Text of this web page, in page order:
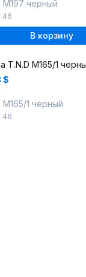
М197 черный
, 46
В корзину
$
М165/1 черный
, 46